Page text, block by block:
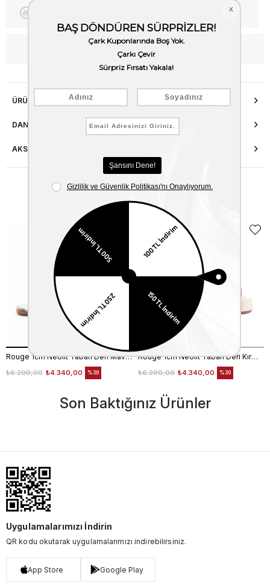
WhatsApp’tan Bilgi Al
ÜRÜN ÖZELLIKLERI
DANIŞMA HATTI
AKSESUAR ONARIMI
Benzer Ürünler
Rouge 1cm Neolit Taban Deri Mavi Kadın Terlik 0197-169
₺4.340,00
₺6.200,00 %30
Rouge 1cm Neolit Taban Deri Kırmızı Kadın Terlik 0197-169
₺4.340,00
₺6.200,00 %30
Son Baktığınız Ürünler
Uygulamalarımızı İndirin
QR kodu okutarak uygulamalarımızı indirebilirsiniz.
App Store Google Play